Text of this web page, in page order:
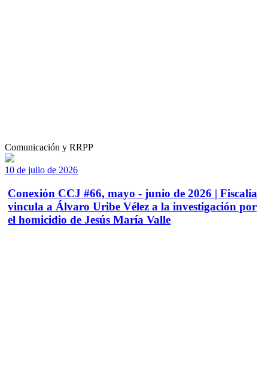
Comunicación y RRPP
10 de julio de 2026
Conexión CCJ #66, mayo - junio de 2026 | Fiscalía
vincula a Álvaro Uribe Vélez a la investigación por
el homicidio de Jesús María Valle